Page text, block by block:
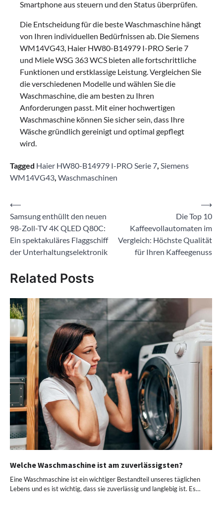
Smartphone aus steuern und den Status überprüfen.
Die Entscheidung für die beste Waschmaschine hängt
von Ihren individuellen Bedürfnissen ab. Die Siemens
WM14VG43, Haier HW80-B14979 I-PRO Serie 7
und Miele WSG 363 WCS bieten alle fortschrittliche
Funktionen und erstklassige Leistung. Vergleichen Sie
die verschiedenen Modelle und wählen Sie die
Waschmaschine, die am besten zu Ihren
Anforderungen passt. Mit einer hochwertigen
Waschmaschine können Sie sicher sein, dass Ihre
Wäsche gründlich gereinigt und optimal gepflegt
wird.
Tagged Haier HW80-B14979 I-PRO Serie 7, Siemens
WM14VG43, Waschmaschinen
Beitragsnavigation
⟵
Samsung enthüllt den neuen
98-Zoll-TV 4K QLED Q80C:
Ein spektakuläres Flaggschiff
der Unterhaltungselektronik
Die Top 10
Kaffeevollautomaten im
Vergleich: Höchste Qualität
für Ihren Kaffeegenuss
⟶
Related Posts
Welche Waschmaschine ist am zuverlässigsten?
Eine Waschmaschine ist ein wichtiger Bestandteil unseres täglichen
Lebens und es ist wichtig, dass sie zuverlässig und langlebig ist. Es…